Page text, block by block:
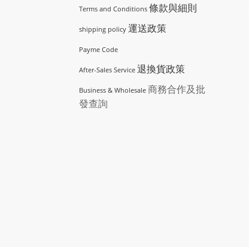
Terms and Conditions 條款與細則
shipping policy 運送政策
Payme Code
After-Sales Service 退換貨政策
Business & Wholesale 商務合作及批
發查詢